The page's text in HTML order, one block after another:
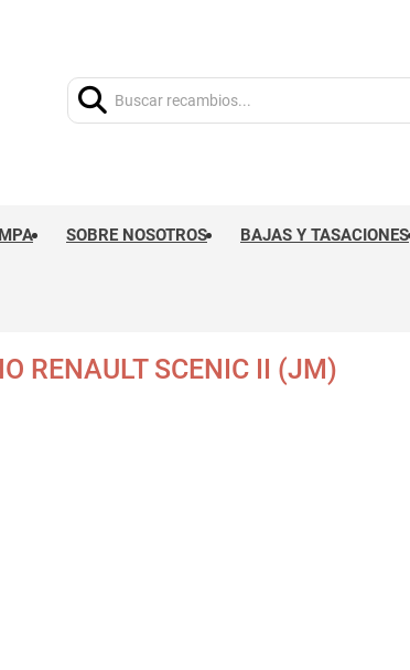
SOBRE NOSOTROS BAJAS Y TASACIONES
RENAULT SCENIC II (JM)